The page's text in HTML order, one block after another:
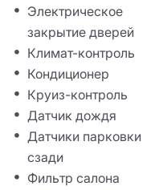
Электрическое
закрытие дверей
Климат-контроль
Кондиционер
Круиз-контроль
Датчик дождя
Датчики парковки
сзади
Фильтр салона